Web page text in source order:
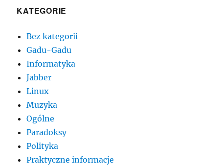
KATEGORIE
Bez kategorii
Gadu-Gadu
Informatyka
Jabber
Linux
Muzyka
Ogólne
Paradoksy
Polityka
Praktyczne informacje